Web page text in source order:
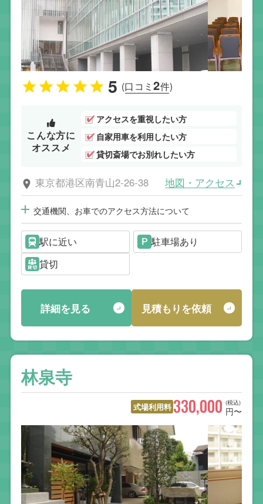
5 (口コミ2件)
こんな方に
オススメ
アクセスを重視したい方
自家用車を利用したい方
貸切斎場でお別れしたい方
東京都港区南青山2-26-38 地図・アクセス
交通機関、お車でのアクセス方法について
駅に近い
駐車場あり
貸切
詳細を見る 見積もりを依頼
林泉寺
式場利用料 (税込)
330,000 円〜